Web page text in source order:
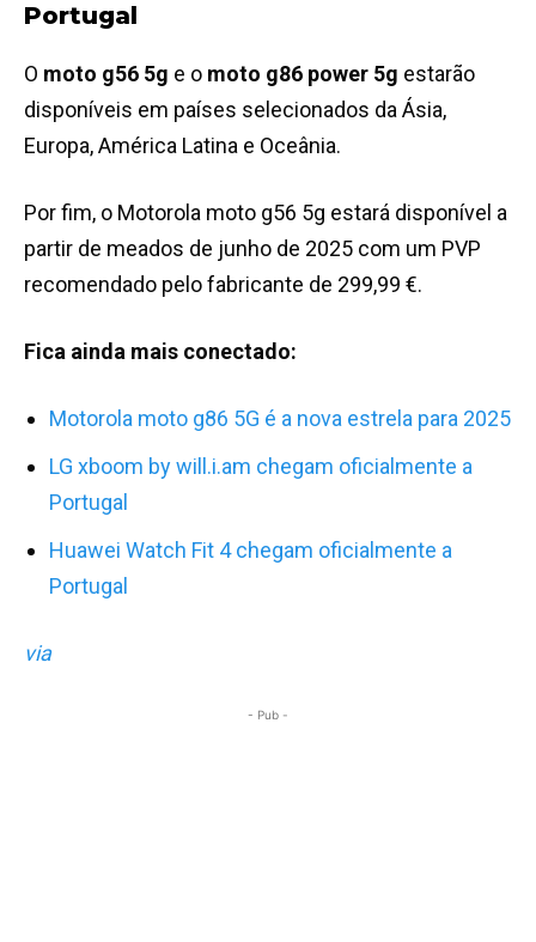
Portugal
O moto g56 5g e o moto g86 power 5g estarão
disponíveis em países selecionados da Ásia,
Europa, América Latina e Oceânia.
Por fim, o Motorola moto g56 5g estará disponível a
partir de meados de junho de 2025 com um PVP
recomendado pelo fabricante de 299,99 €.
Fica ainda mais conectado:
Motorola moto g86 5G é a nova estrela para 2025
LG xboom by will.i.am chegam oficialmente a
Portugal
Huawei Watch Fit 4 chegam oficialmente a
Portugal
via
- Pub -